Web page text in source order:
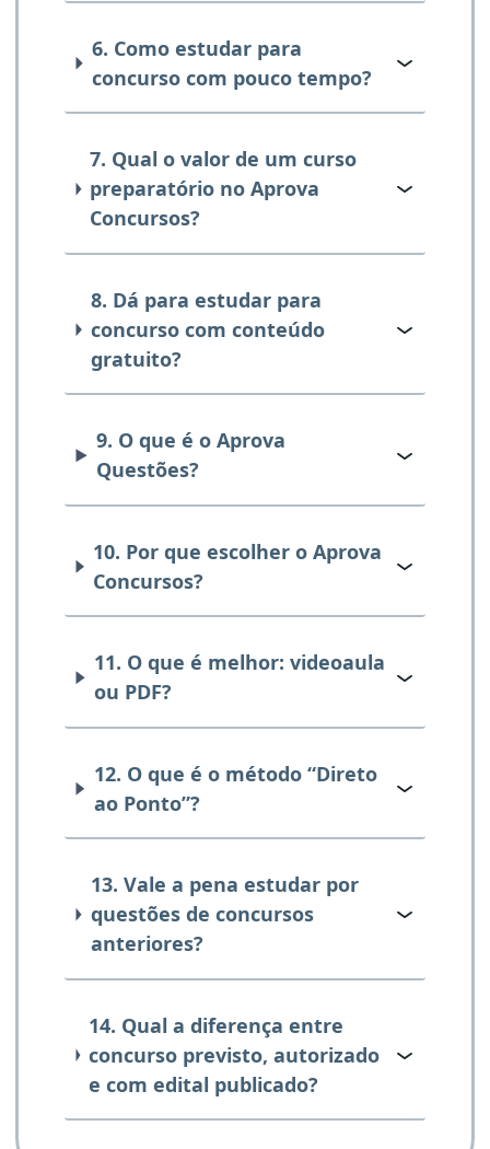
6. Como estudar para
concurso com pouco tempo?
7. Qual o valor de um curso
preparatório no Aprova
Concursos?
8. Dá para estudar para
concurso com conteúdo
gratuito?
9. O que é o Aprova
Questões?
10. Por que escolher o Aprova
Concursos?
11. O que é melhor: videoaula
ou PDF?
12. O que é o método “Direto
ao Ponto”?
13. Vale a pena estudar por
questões de concursos
anteriores?
14. Qual a diferença entre
concurso previsto, autorizado
e com edital publicado?